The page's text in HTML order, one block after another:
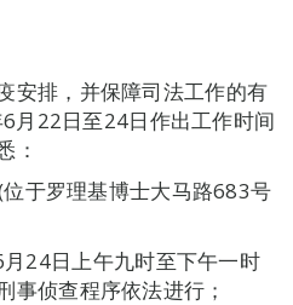
安排，并保障司法工作的有
月22日至24日作出工作时间
：
于罗理基博士大马路683号
24日上午九时至下午一时
事侦查程序依法进行；